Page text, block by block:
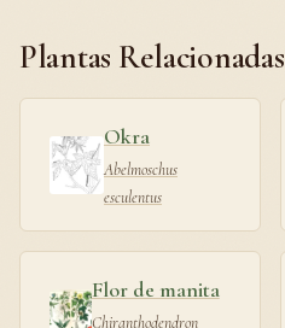
Plantas Relacionadas
Okra
Abelmoschus
esculentus
Flor de manita
Chiranthodendron